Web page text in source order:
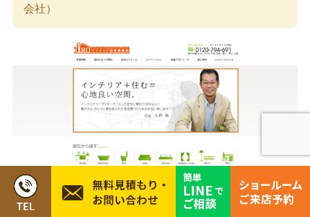
会社）
出典：
インテリア研究事務所（アイ・アール・オー株式
会社）
インテリア研究事務所は、年間200〜300件を越える豊富